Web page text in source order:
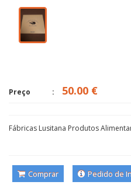
Preço 50.00 €
Fábricas Lusitana Produtos
Comprar Pedido de